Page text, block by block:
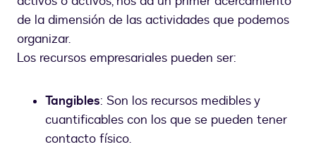
de la dimensión de las actividades que podemos
organizar.
Los recursos empresariales pueden ser:
Tangibles: Son los recursos medibles y
cuantificables con los que se pueden tener
contacto físico.